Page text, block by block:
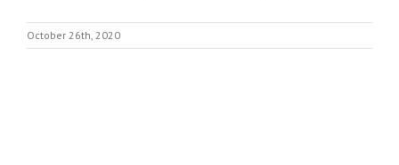
October 26th, 2020